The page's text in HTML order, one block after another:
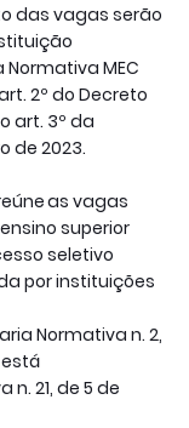
das vagas serão
MEC
2º do Decreto
art. 3º da
de 2023.
as vagas
superior
seletivo
por instituições
Normativa n. 2,
21, de 5 de